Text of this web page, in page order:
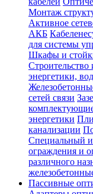
Монтаж
Активное
АКБ
для системы
Шкафы и
энергетики,
сетей связи
комплектующие
энергетики
канализации
Специальный
ограждения и
различного
Пассивные